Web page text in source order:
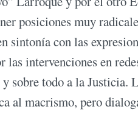
posiciones muy
sintonía con las
intervenciones en
sobre todo a la Justicia.
al macrismo, pero